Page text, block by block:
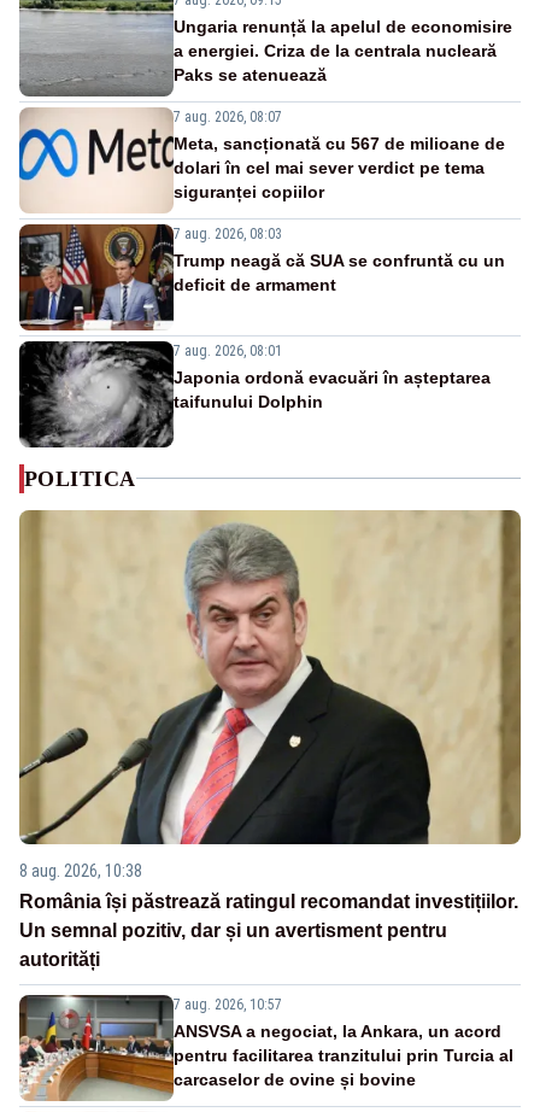
Ungaria renunță la apelul de economisire
a energiei. Criza de la centrala nucleară
Paks se atenuează
7 aug. 2026, 08:07
Meta, sancționată cu 567 de milioane de
dolari în cel mai sever verdict pe tema
siguranței copiilor
7 aug. 2026, 08:03
Trump neagă că SUA se confruntă cu un
deficit de armament
7 aug. 2026, 08:01
Japonia ordonă evacuări în așteptarea
taifunului Dolphin
POLITICA
8 aug. 2026, 10:38
România își păstrează ratingul recomandat investițiilor.
Un semnal pozitiv, dar și un avertisment pentru
autorități
7 aug. 2026, 10:57
ANSVSA a negociat, la Ankara, un acord
pentru facilitarea tranzitului prin Turcia al
carcaselor de ovine și bovine